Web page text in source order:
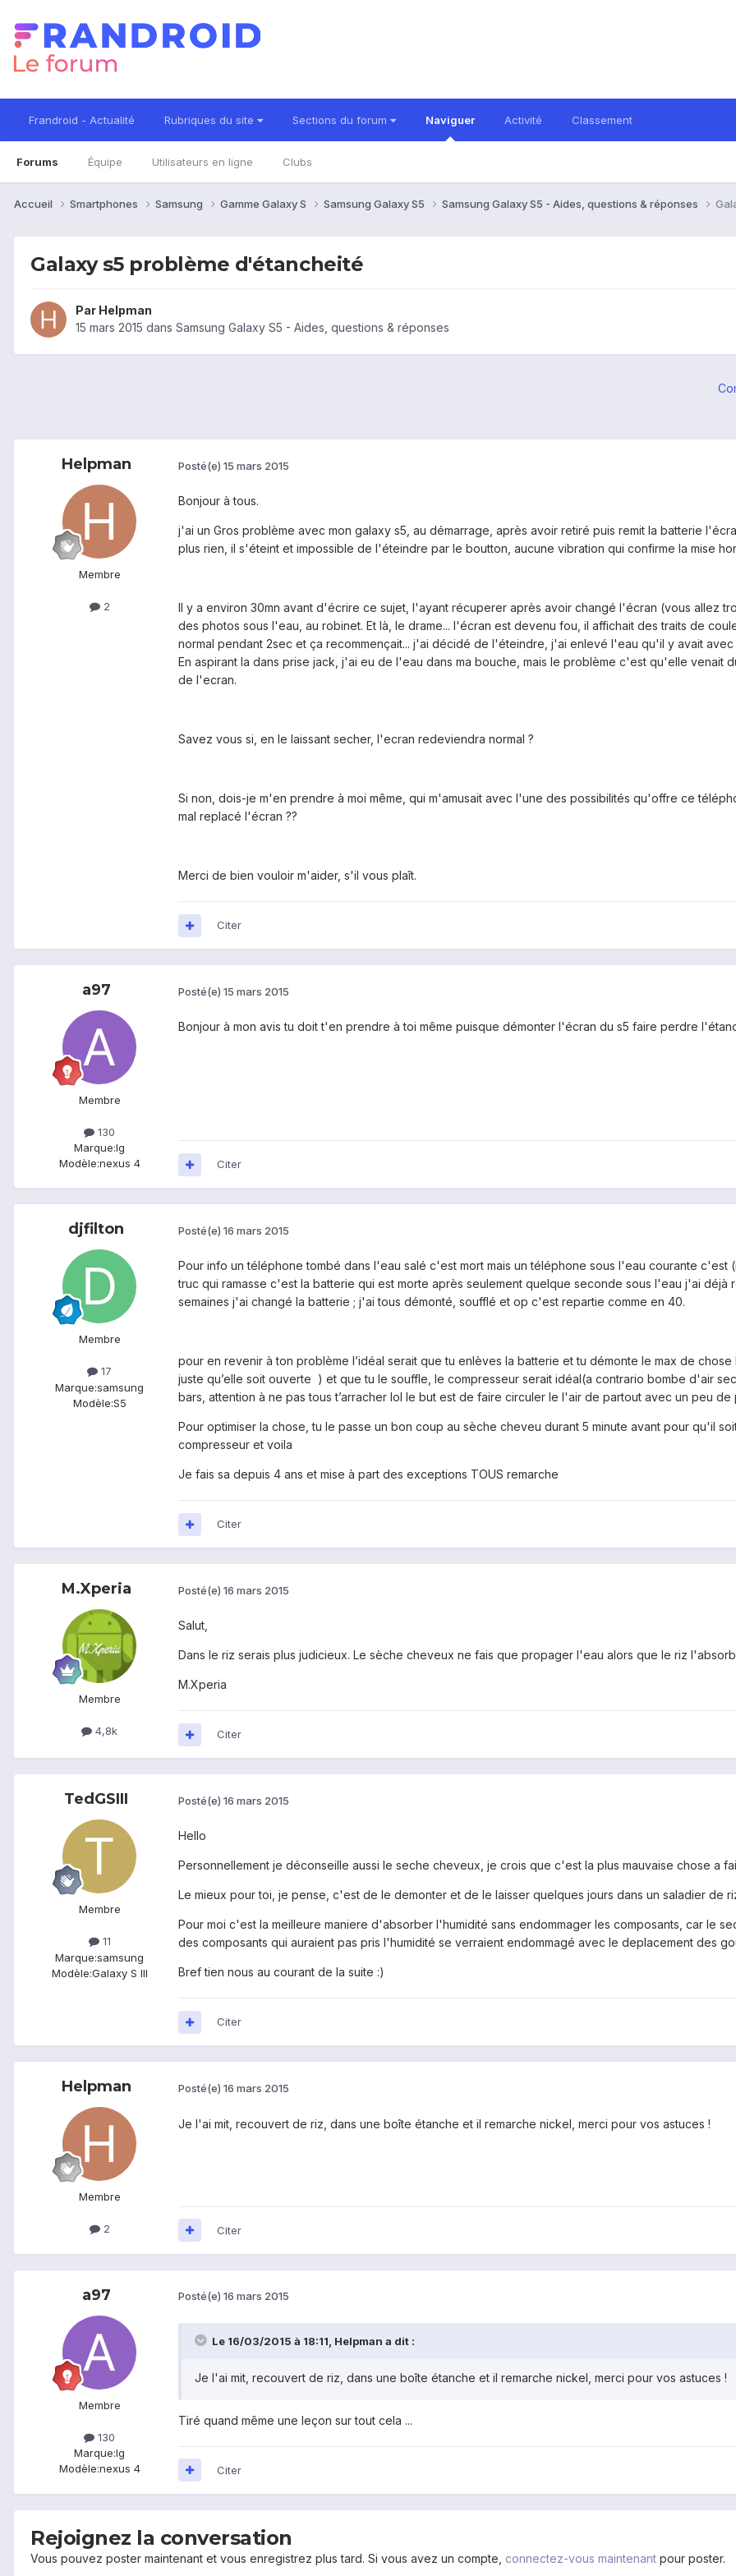
Frandroid - Actualité Rubriques du site Sections du forum Naviguer
Forums Équipe Utilisateurs en ligne Clubs
Activité Classement
Accueil Smartphones Samsung Gamme Galaxy S Samsung Galaxy S5 Samsung Galaxy S5 - Aides, questions & réponses
Galaxy s5 problème d'étancheité
Par Helpman
15 mars 2015 dans Samsung Galaxy S5 - Aides, questions & réponses
Helpman
Membre
2
Posté(e) 15 mars 2015
Bonjour à tous.
j'ai un Gros problème avec mon galaxy s5, au démarrage, après avoir retiré puis remit la batterie
plus rien, il s'éteint et impossible de l'éteindre par le boutton, aucune vibration qui confirme la mise
Il y a environ 30mn avant d'écrire ce sujet, l'ayant récuperer après avoir changé l'écran (vous allez
des photos sous l'eau, au robinet. Et là, le drame... l'écran est devenu fou, il affichait des traits de
normal pendant 2sec et ça recommençait... j'ai décidé de l'éteindre, j'ai enlevé l'eau qu'il y avait
En aspirant la dans prise jack, j'ai eu de l'eau dans ma bouche, mais le problème c'est qu'elle venait
de l'ecran.
Savez vous si, en le laissant secher, l'ecran redeviendra normal ?
Si non, dois-je m'en prendre à moi même, qui m'amusait avec l'une des possibilités qu'offre ce
mal replacé l'écran ??
Merci de bien vouloir m'aider, s'il vous plaît.
Citer
a97
Membre
130
Marque:lg
Modèle:nexus 4
Posté(e) 15 mars 2015
Bonjour à mon avis tu doit t'en prendre à toi même puisque démonter l'écran du s5 faire perdre
Citer
djfilton
Membre
17
Marque:samsung
Modèle:S5
Posté(e) 16 mars 2015
Pour info un téléphone tombé dans l'eau salé c'est mort mais un téléphone sous l'eau courante
truc qui ramasse c'est la batterie qui est morte après seulement quelque seconde sous l'eau j'ai
semaines j'ai changé la batterie ; j'ai tous démonté, soufflé et op c'est repartie comme en 40.
pour en revenir à ton problème l’idéal serait que tu enlèves la batterie et tu démonte le max de
juste qu’elle soit ouverte ) et que tu le souffle, le compresseur serait idéal(a contrario bombe d'air
bars, attention à ne pas tous t’arracher lol le but est de faire circuler le l'air de partout avec un peu de
Pour optimiser la chose, tu le passe un bon coup au sèche cheveu durant 5 minute avant pour qu'il
compresseur et voila
Je fais sa depuis 4 ans et mise à part des exceptions TOUS remarche
Citer
M.Xperia
Membre
4,8k
Posté(e) 16 mars 2015
Salut,
Dans le riz serais plus judicieux. Le sèche cheveux ne fais que propager l'eau alors que le riz
M.Xperia
Citer
TedGSIII
Membre
11
Marque:samsung
Modèle:Galaxy S III
Posté(e) 16 mars 2015
Hello
Personnellement je déconseille aussi le seche cheveux, je crois que c'est la plus mauvaise chose a
Le mieux pour toi, je pense, c'est de le demonter et de le laisser quelques jours dans un saladier de
Pour moi c'est la meilleure maniere d'absorber l'humidité sans endommager les composants, car le
des composants qui auraient pas pris l'humidité se verraient endommagé avec le deplacement des
Bref tien nous au courant de la suite :)
Citer
Helpman
Membre
2
Posté(e) 16 mars 2015
Je l'ai mit, recouvert de riz, dans une boîte étanche et il remarche nickel, merci pour vos astuces !
Citer
a97
Membre
130
Marque:lg
Modèle:nexus 4
Posté(e) 16 mars 2015
Le 16/03/2015 à 18:11, Helpman a dit :
Je l'ai mit, recouvert de riz, dans une boîte étanche et il remarche nickel, merci pour vos astuces !
Tiré quand même une leçon sur tout cela ...
Citer
Rejoignez la conversation
Vous pouvez poster maintenant et vous enregistrez plus tard. Si vous avez un compte, connectez-vous maintenant pour poster.